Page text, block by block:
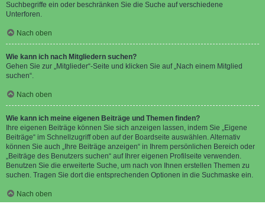
Suchbegriffe ein oder beschränken Sie die Suche auf verschiedene
Unterforen.
Nach oben
Wie kann ich nach Mitgliedern suchen?
Gehen Sie zur „Mitglieder“-Seite und klicken Sie auf „Nach einem Mitglied
suchen“.
Nach oben
Wie kann ich meine eigenen Beiträge und Themen finden?
Ihre eigenen Beiträge können Sie sich anzeigen lassen, indem Sie „Eigene
Beiträge“ im Schnellzugriff oben auf der Boardseite auswählen. Alternativ
können Sie auch „Ihre Beiträge anzeigen“ in Ihrem persönlichen Bereich oder
„Beiträge des Benutzers suchen“ auf Ihrer eigenen Profilseite verwenden.
Benutzen Sie die erweiterte Suche, um nach von Ihnen erstellen Themen zu
suchen. Tragen Sie dort die entsprechenden Optionen in die Suchmaske ein.
Nach oben